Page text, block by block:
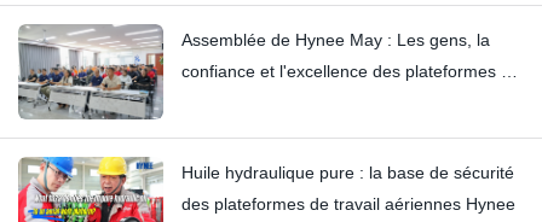
Assemblée de Hynee May : Les gens, la
confiance et l'excellence des plateformes de
Huile hydraulique pure : la base de sécurité
des plateformes de travail aériennes Hynee